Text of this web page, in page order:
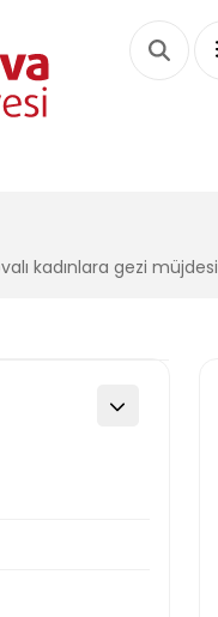
kadınlara gezi müjdesi